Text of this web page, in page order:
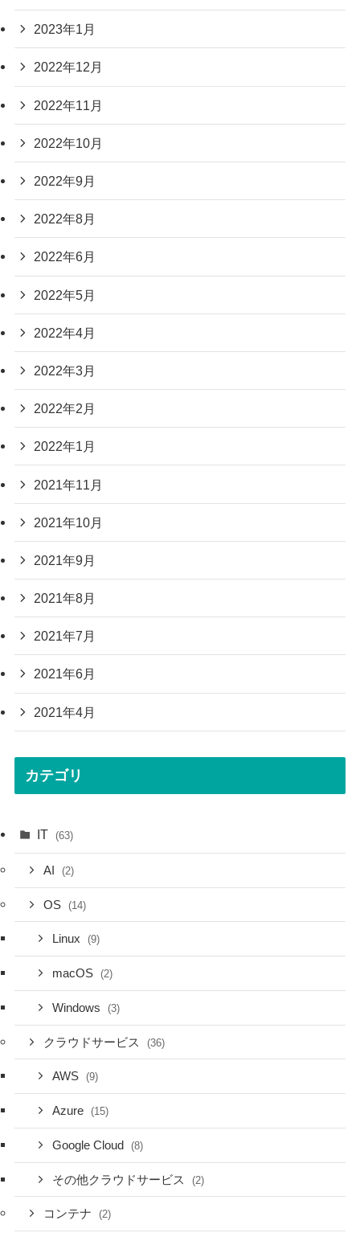
2023年1月
2022年12月
2022年11月
2022年10月
2022年9月
2022年8月
2022年6月
2022年5月
2022年4月
2022年3月
2022年2月
2022年1月
2021年11月
2021年10月
2021年9月
2021年8月
2021年7月
2021年6月
2021年4月
カテゴリ
IT (63)
AI (2)
OS (14)
Linux (9)
macOS (2)
Windows (3)
クラウドサービス (36)
AWS (9)
Azure (15)
Google Cloud (8)
その他クラウドサービス (2)
コンテナ (2)